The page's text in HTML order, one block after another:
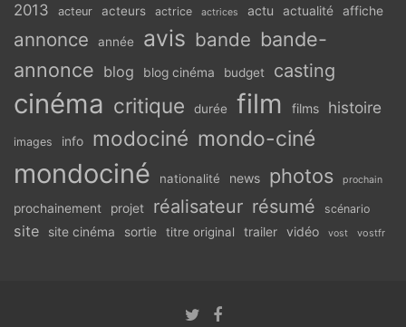
2013 acteur acteurs actrice actrices actu actualité affiche
annonce année avis bande bande-
annonce blog blog cinéma budget casting
cinéma critique durée film films histoire
images info modociné mondo-ciné
mondociné nationalité news photos prochain
prochainement projet réalisateur résumé scénario
site site cinéma sortie titre original trailer vidéo vost vostfr